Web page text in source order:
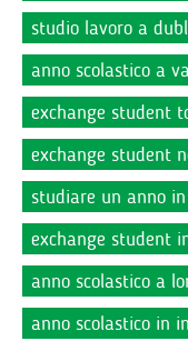
studio lavoro a
anno scolastico a
exchange student
exchange student
studiare un anno
exchange student
anno scolastico a
anno scolastico in